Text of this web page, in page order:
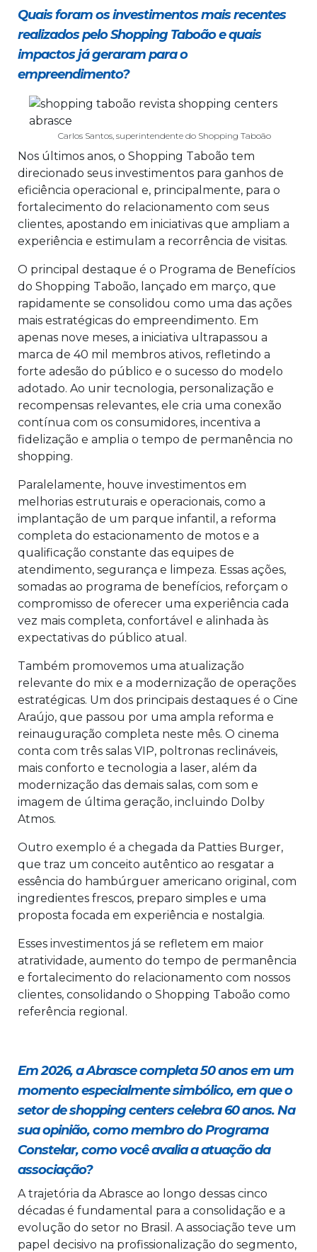
Quais foram os investimentos mais recentes
realizados pelo Shopping Taboão e quais
impactos já geraram para o
empreendimento?
Carlos Santos, superintendente do Shopping Taboão
Nos últimos anos, o Shopping Taboão tem
direcionado seus investimentos para ganhos de
eficiência operacional e, principalmente, para o
fortalecimento do relacionamento com seus
clientes, apostando em iniciativas que ampliam a
experiência e estimulam a recorrência de visitas.
O principal destaque é o Programa de Benefícios
do Shopping Taboão, lançado em março, que
rapidamente se consolidou como uma das ações
mais estratégicas do empreendimento. Em
apenas nove meses, a iniciativa ultrapassou a
marca de 40 mil membros ativos, refletindo a
forte adesão do público e o sucesso do modelo
adotado. Ao unir tecnologia, personalização e
recompensas relevantes, ele cria uma conexão
contínua com os consumidores, incentiva a
fidelização e amplia o tempo de permanência no
shopping.
Paralelamente, houve investimentos em
melhorias estruturais e operacionais, como a
implantação de um parque infantil, a reforma
completa do estacionamento de motos e a
qualificação constante das equipes de
atendimento, segurança e limpeza. Essas ações,
somadas ao programa de benefícios, reforçam o
compromisso de oferecer uma experiência cada
vez mais completa, confortável e alinhada às
expectativas do público atual.
Também promovemos uma atualização
relevante do mix e a modernização de operações
estratégicas. Um dos principais destaques é o Cine
Araújo, que passou por uma ampla reforma e
reinauguração completa neste mês. O cinema
conta com três salas VIP, poltronas reclináveis,
mais conforto e tecnologia a laser, além da
modernização das demais salas, com som e
imagem de última geração, incluindo Dolby
Atmos.
Outro exemplo é a chegada da Patties Burger,
que traz um conceito autêntico ao resgatar a
essência do hambúrguer americano original, com
ingredientes frescos, preparo simples e uma
proposta focada em experiência e nostalgia.
Esses investimentos já se refletem em maior
atratividade, aumento do tempo de permanência
e fortalecimento do relacionamento com nossos
clientes, consolidando o Shopping Taboão como
referência regional.
Em 2026, a Abrasce completa 50 anos em um
momento especialmente simbólico, em que o
setor de shopping centers celebra 60 anos. Na
sua opinião, como membro do Programa
Constelar, como você avalia a atuação da
associação?
A trajetória da Abrasce ao longo dessas cinco
décadas é fundamental para a consolidação e a
evolução do setor no Brasil. A associação teve um
papel decisivo na profissionalização do segmento,